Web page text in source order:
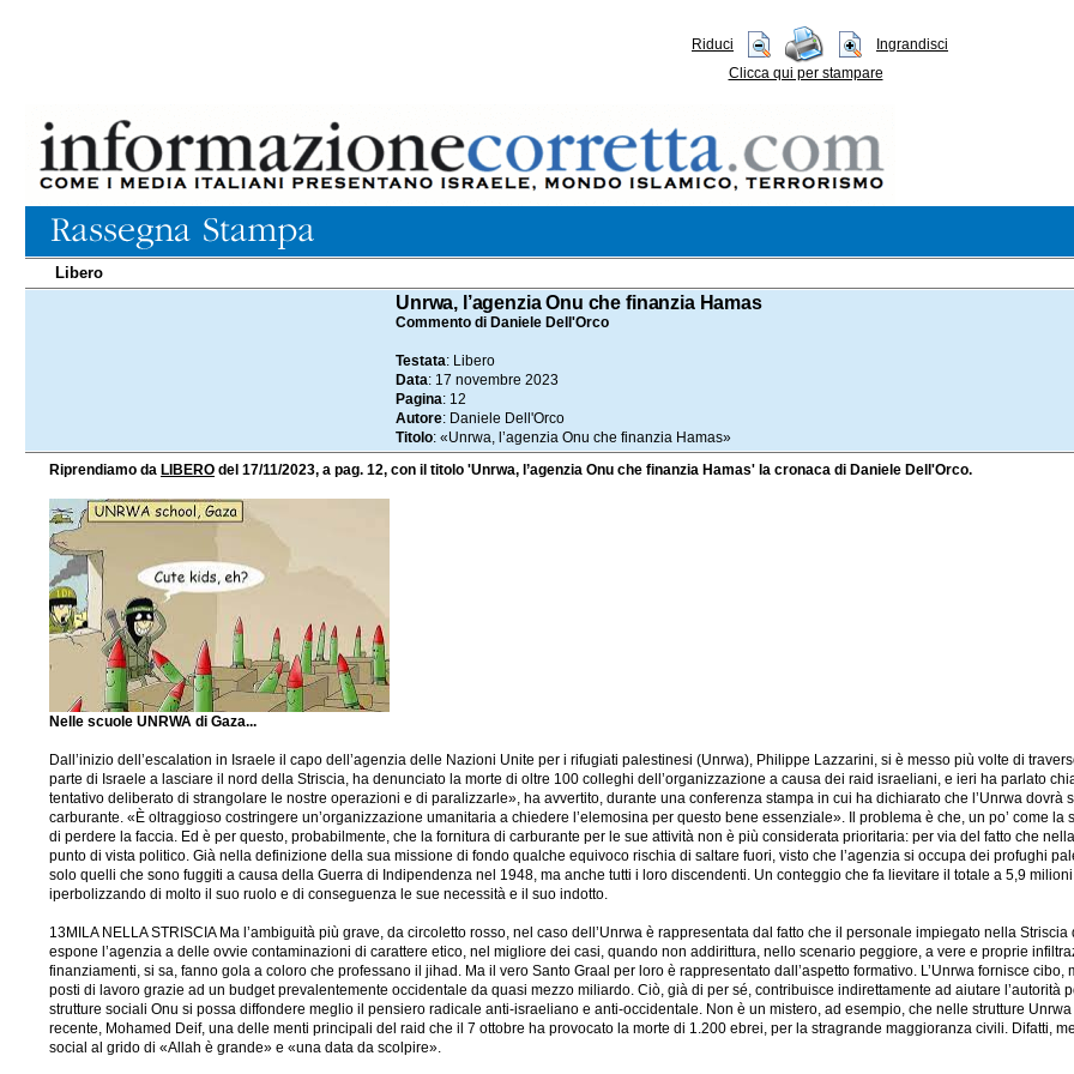
Riduci
Ingrandisci
Clicca qui per stampare
Libero
Unrwa, l’agenzia Onu che finanzia Hamas
Commento di Daniele Dell'Orco
Testata: Libero
Data: 17 novembre 2023
Pagina: 12
Autore: Daniele Dell'Orco
Titolo: «Unrwa, l’agenzia Onu che finanzia Hamas»
Riprendiamo da LIBERO del 17/11/2023, a pag. 12, con il titolo 'Unrwa, l’agenzia Onu che finanzia Hamas' la cronaca di Daniele Dell'Orco.
Nelle scuole UNRWA di Gaza...
Dall’inizio dell’escalation in Israele il capo dell’agenzia delle Nazioni Unite per i rifugiati palestinesi (Unrwa), Philippe Lazzarini, si è messo più volte di
parte di Israele a lasciare il nord della Striscia, ha denunciato la morte di oltre 100 colleghi dell’organizzazione a causa dei raid israeliani, e ieri ha parlato
tentativo deliberato di strangolare le nostre operazioni e di paralizzarle», ha avvertito, durante una conferenza stampa in cui ha dichiarato che l’Unrwa
carburante. «È oltraggioso costringere un’organizzazione umanitaria a chiedere l’elemosina per questo bene essenziale». Il problema è che, un po’ come
di perdere la faccia. Ed è per questo, probabilmente, che la fornitura di carburante per le sue attività non è più considerata prioritaria: per via del fatto che
punto di vista politico. Già nella definizione della sua missione di fondo qualche equivoco rischia di saltare fuori, visto che l’agenzia si occupa dei profughi
solo quelli che sono fuggiti a causa della Guerra di Indipendenza nel 1948, ma anche tutti i loro discendenti. Un conteggio che fa lievitare il totale a 5,9
iperbolizzando di molto il suo ruolo e di conseguenza le sue necessità e il suo indotto.
13MILA NELLA STRISCIA Ma l’ambiguità più grave, da circoletto rosso, nel caso dell’Unrwa è rappresentata dal fatto che il personale impiegato nella
espone l’agenzia a delle ovvie contaminazioni di carattere etico, nel migliore dei casi, quando non addirittura, nello scenario peggiore, a vere e proprie
finanziamenti, si sa, fanno gola a coloro che professano il jihad. Ma il vero Santo Graal per loro è rappresentato dall’aspetto formativo. L’Unrwa fornisce
posti di lavoro grazie ad un budget prevalentemente occidentale da quasi mezzo miliardo. Ciò, già di per sé, contribuisce indirettamente ad aiutare l’autorità
strutture sociali Onu si possa diffondere meglio il pensiero radicale anti-israeliano e anti-occidentale. Non è un mistero, ad esempio, che nelle strutture
recente, Mohamed Deif, una delle menti principali del raid che il 7 ottobre ha provocato la morte di 1.200 ebrei, per la stragrande maggioranza civili. Difatti,
social al grido di «Allah è grande» e «una data da scolpire».